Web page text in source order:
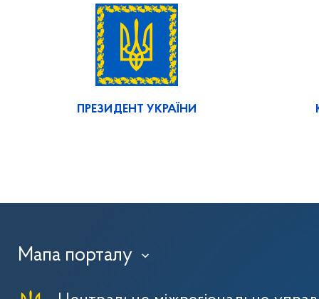
ПРЕЗИДЕНТ УКРАЇНИ
Мапа порталу ›